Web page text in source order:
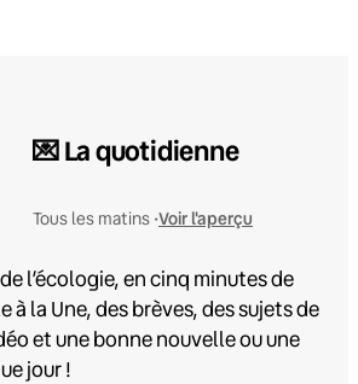
💌 La quotidienne
Tous les matins •Voir l'aperçu
l’écologie, en cinq minutes de
à la Une, des brèves, des sujets de
et une bonne nouvelle ou une
jour !